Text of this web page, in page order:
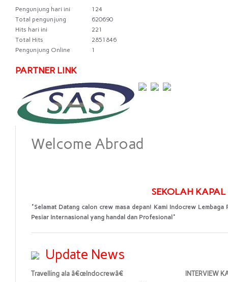
Pengunjung hari ini
124
Total pengunjung
620690
Hits hari ini
221
Total Hits
2851846
Pengunjung Online
1
PARTNER LINK
Welcome Abroad
SEKOLAH
"Selamat Datang calon crew masa depan! Kami Indocrew
Pesiar Internasional yang handal dan Profesional"
Update News
INTERVIEW
Travelling ala â€œIndocrewâ€